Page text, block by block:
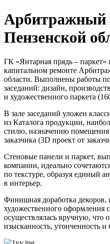
Арбитражный
Пензенской
ГК «Янтарная прядь – паркет»
капитальном ремонте
области. Выполнены работы
заседаний: дизайн,
и художественного паркета
В зале заседаний уложен
из Каталога продукции,
стилю, назначению
заказчика (3D проект от
Стеновые панели и паркет,
компании, идеально
по текстуре, образуя единый
в интерьер.
Финишная доработка декоров,
художественного оформления
осуществлялась вручную, что
изысканность, утонченность и